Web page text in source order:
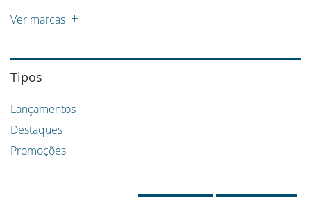
Ver marcas
Tipos
Lançamentos
Destaques
Promoções